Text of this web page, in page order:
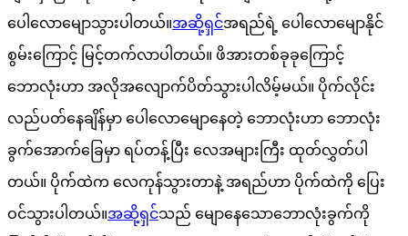
ပေါလောမျောသွားပါတယ်။အဆို့ရှင်အရည်ရဲ့ ပေါလောမျောနိုင်
စွမ်းကြောင့် မြင့်တက်လာပါတယ်။ ဖိအားတစ်ခုခုကြောင့်
ဘောလုံးဟာ အလိုအလျောက်ပိတ်သွားပါလိမ့်မယ်။ ပိုက်လိုင်း
လည်ပတ်နေချိန်မှာ ပေါလောမျောနေတဲ့ ဘောလုံးဟာ ဘောလုံး
ခွက်အောက်ခြေမှာ ရပ်တန့်ပြီး လေအများကြီး ထုတ်လွှတ်ပါ
တယ်။ ပိုက်ထဲက လေကုန်သွားတာနဲ့ အရည်ဟာ ပိုက်ထဲကို ပြေး
ဝင်သွားပါတယ်။အဆို့ရှင်သည် မျောနေသောဘောလုံးခွက်ကို